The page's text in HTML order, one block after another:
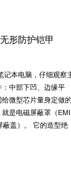
新闻。
于2010年，主营业
金冲压件制造，是
企业。 公司地处常
东机场220km,距常
，2024年又新增厂